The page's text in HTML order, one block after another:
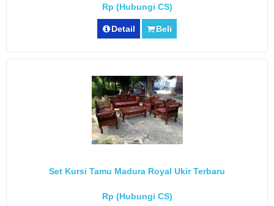
Rp (Hubungi CS)
Detail Beli
Set Kursi Tamu Madura Royal Ukir Terbaru
Rp (Hubungi CS)